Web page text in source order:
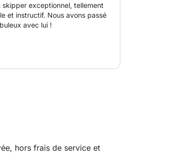
! Ettore, nous espérons que vous
tout l'été ! Vous le méritez !
skipper exceptionnel, tellement
et instructif. Nous avons passé
avec lui !
hors frais de service et